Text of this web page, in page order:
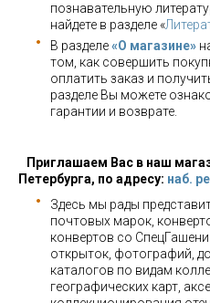
познавательную
найдете в разделе «
В разделе«О магазине»
том, как совершить
оплатить заказ и
разделе Вы можете
гарантии и возврате.
Приглашаем Вас в наш
Петербурга, по адресу: наб.
Здесь мы рады
почтовых марок,
конвертов со
открыток, фотографий,
каталогов по видам
географических карт,